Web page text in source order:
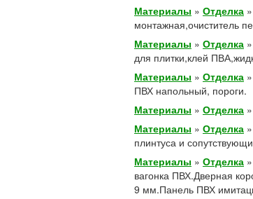
Материалы » Отделка »
монтажная,очиститель
Материалы » Отделка »
для плитки,клей
Материалы » Отделка »
ПВХ напольный, пороги.
Материалы » Отделка »
Материалы » Отделка »
плинтуса и
Материалы » Отделка »
вагонка ПВХ.Дверная
9 мм.Панель ПВХ